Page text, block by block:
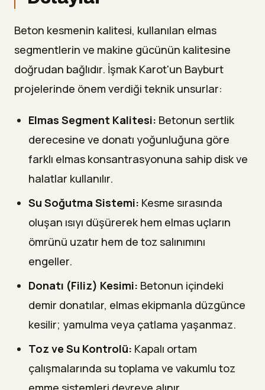
Beton kesmenin kalitesi, kullanılan elmas
segmentlerin ve makine gücünün kalitesine
doğrudan bağlıdır. İşmak Karot'un Bayburt
projelerinde önem verdiği teknik unsurlar:
Elmas Segment Kalitesi: Betonun sertlik
derecesine ve donatı yoğunluğuna göre
farklı elmas konsantrasyonuna sahip disk ve
halatlar kullanılır.
Su Soğutma Sistemi: Kesme sırasında
oluşan ısıyı düşürerek hem elmas uçların
ömrünü uzatır hem de toz salınımını
engeller.
Donatı (Filiz) Kesimi: Betonun içindeki
demir donatılar, elmas ekipmanla düzgünce
kesilir; yamulma veya çatlama yaşanmaz.
Toz ve Su Kontrolü: Kapalı ortam
çalışmalarında su toplama ve vakumlu toz